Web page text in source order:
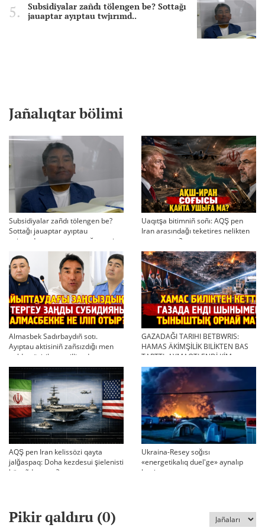
Subsidiyalar zañdı tölengen be? Sottağı
jauaptar ayıptau twjırımd..
Jañalıqtar bölimi
Subsidiyalar zañdı tölengen be?
Sottağı jauaptar ayıptau
twjırımdarın qayta qarauğa negiz
bola ala ma?
Uaqıtşa bitimniñ soñı: AQŞ pen
Iran arasındağı teketires nelikten
qayta uşıqtı?
Almasbek Sadırbaydıñ sotı.
Ayıptau aktisiniñ zañsızdığı men
qoldan ösirilgen milliondar
GAZADAĞI TARIHI BETBWRIS:
HAMAS ÄKİMŞİLİK BILİKTEN BAS
TARTTI. AYMAQTI ENDİ KİM
BASQARADI?
AQŞ pen Iran kelissözi qayta
jalğaspaq: Doha kezdesui şielenisti
bäseñdete me?
Ukraina-Resey soğısı
«energetikalıq duel'ge» aynalıp
ketti
Pikir qaldıru (0)